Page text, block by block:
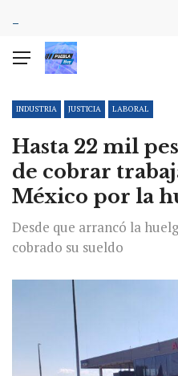
INDUSTRIA JUSTICIA LABORAL
Hasta 22 mil
de cobrar
México por la
Desde que arrancó la
cobrado su sueldo